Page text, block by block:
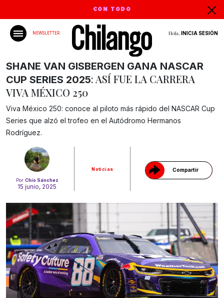
CON TODO
NEWSLETTER Hola, INICIA SESIÓN
Por Chío Sánchez
15 junio, 2025
Noticias Compartir
Gracias!
SHANE VAN GISBERGEN GANA NASCAR
CUP SERIES 2025: ASÍ FUE LA CARRERA
VIVA MÉXICO 250
Viva México 250: conoce al piloto más rápido del NASCAR Cup
Series que alzó el trofeo en el Autódromo Hermanos
Rodríguez.